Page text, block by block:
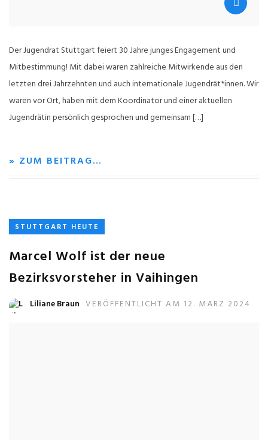
Der Jugendrat Stuttgart feiert 30 Jahre junges Engagement und
Mitbestimmung! Mit dabei waren zahlreiche Mitwirkende aus den
letzten drei Jahrzehnten und auch internationale Jugendrät*innen. Wir
waren vor Ort, haben mit dem Koordinator und einer aktuellen
Jugendrätin persönlich gesprochen und gemeinsam […]
» ZUM BEITRAG…
STUTTGART HEUTE
Marcel Wolf ist der neue
Bezirksvorsteher in Vaihingen
Liliane Braun VERÖFFENTLICHT AM 12. MÄRZ 2024